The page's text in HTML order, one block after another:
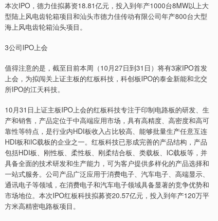
本次IPO，德力佳拟募资18.81亿元，投入到年产1000台8MW以上大
型陆上风电齿轮箱项目和汕头市德力佳传动有限公司年产800台大型
海上风电齿轮箱汕头项目。
3公司IPO上会
值得注意的是，截至目前本周（10月27日到31日）将有3家IPO首发
上会，为拟闯关上证主板的红板科技，科创板IPO的泰金新能和北交
所IPO的江天科技。
10月31日上证主板IPO上会的红板科技专注于印制电路板的研发、生
产和销售，产品定位于中高端应用市场，具有高精度、高密度和高可
靠性等特点，是行业内HDI板收入占比较高、能够批量生产任意互连
HDI板和IC载板的企业之一。红板科技已形成完善的产品结构，产品
包括HDI板、刚性板、柔性板、刚柔结合板、类载板、IC载板等，并
具备全面的技术研发和生产能力，可为客户提供多样化的产品选择和
一站式服务。公司产品广泛应用于消费电子、汽车电子、高端显示、
通讯电子等领域，在消费电子和汽车电子领域具备显著的竞争优势和
市场地位。本次IPO红板科技拟募资20.57亿元，投入到年产120万平
方米高精密电路板项目。